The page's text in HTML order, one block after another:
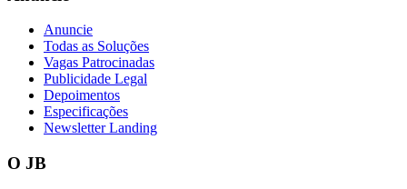
Anuncie
Todas as Soluções
Vagas Patrocinadas
Publicidade Legal
Depoimentos
Especificações
Newsletter Landing
O JB